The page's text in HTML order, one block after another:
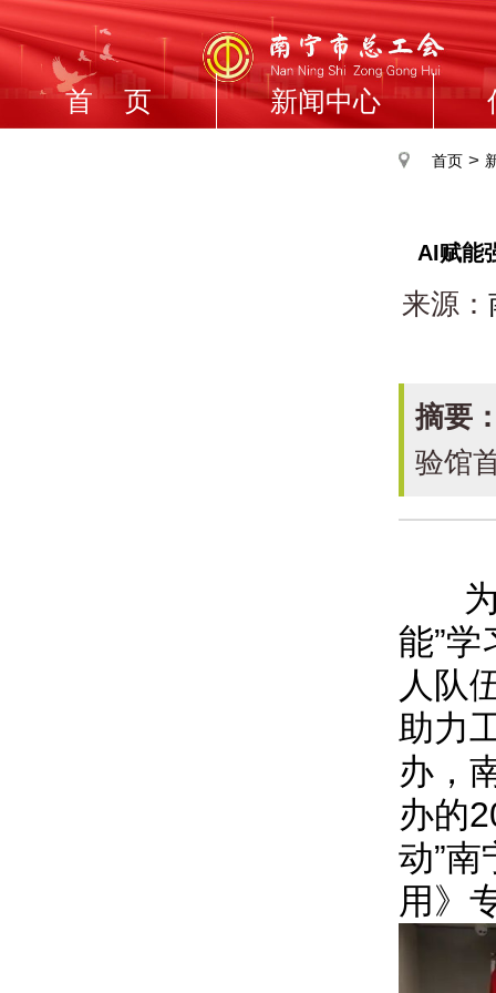
首 页 新闻中心
首页 >
AI赋能
来源：
摘要
验馆
为
能”
人队
助力
办，
办的
动”
用》